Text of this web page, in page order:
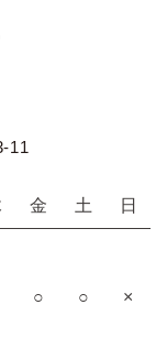
11
金 土 日
○ ○ ×